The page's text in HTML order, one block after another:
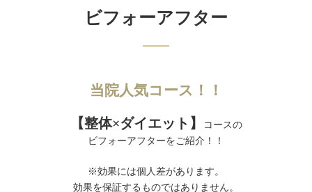
ビフォーアフター
当院人気コース！！
【整体×ダイエット】
コースの
ビフォーアフターをご紹介！！
※効果には個人差があります。
効果を保証するものではありません。